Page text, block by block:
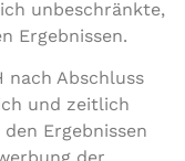
unbeschränkte,
Ergebnissen.
nach Abschluss
und zeitlich
Ergebnissen